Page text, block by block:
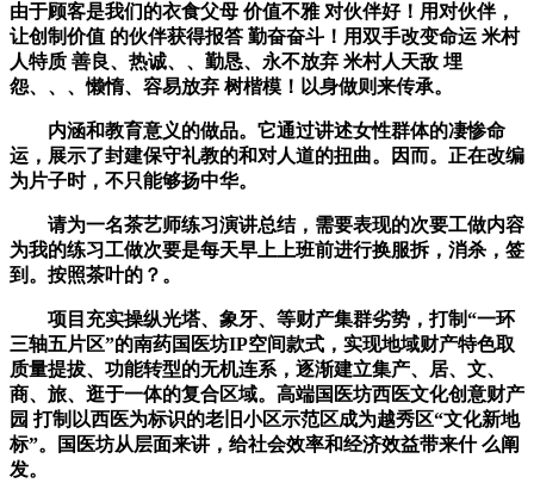
由于顾客是我们的衣食父母 价值不雅 对伙伴好！用对伙伴，
让创制价值 的伙伴获得报答 勤奋奋斗！用双手改变命运 米村
人特质 善良、热诚、、勤恳、永不放弃 米村人天敌 埋
怨、、、懒惰、容易放弃 树楷模！以身做则来传承。
内涵和教育意义的做品。它通过讲述女性群体的凄惨命
运，展示了封建保守礼教的和对人道的扭曲。因而。正在改编
为片子时，不只能够扬中华。
请为一名茶艺师练习演讲总结，需要表现的次要工做内容
为我的练习工做次要是每天早上上班前进行换服拆，消杀，签
到。按照茶叶的？。
项目充实操纵光塔、象牙、等财产集群劣势，打制“一环
三轴五片区”的南药国医坊IP空间款式，实现地域财产特色取
质量提拔、功能转型的无机连系，逐渐建立集产、居、文、
商、旅、逛于一体的复合区域。高端国医坊西医文化创意财产
园 打制以西医为标识的老旧小区示范区成为越秀区“文化新地
标”。国医坊从层面来讲，给社会效率和经济效益带来什 么阐
发。